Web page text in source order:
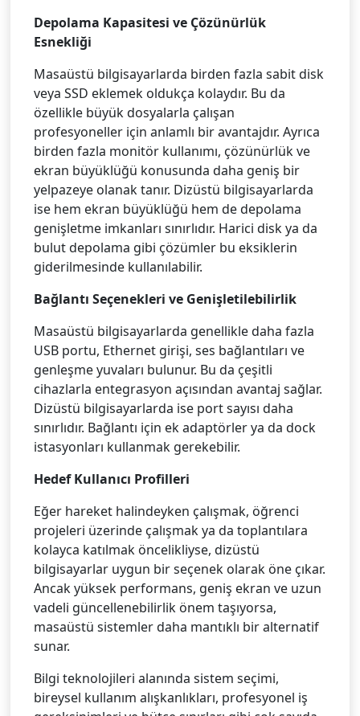
Depolama Kapasitesi ve Çözünürlük
Esnekliği
Masaüstü bilgisayarlarda birden fazla sabit disk
veya SSD eklemek oldukça kolaydır. Bu da
özellikle büyük dosyalarla çalışan
profesyoneller için anlamlı bir avantajdır. Ayrıca
birden fazla monitör kullanımı, çözünürlük ve
ekran büyüklüğü konusunda daha geniş bir
yelpazeye olanak tanır. Dizüstü bilgisayarlarda
ise hem ekran büyüklüğü hem de depolama
genişletme imkanları sınırlıdır. Harici disk ya da
bulut depolama gibi çözümler bu eksiklerin
giderilmesinde kullanılabilir.
Bağlantı Seçenekleri ve Genişletilebilirlik
Masaüstü bilgisayarlarda genellikle daha fazla
USB portu, Ethernet girişi, ses bağlantıları ve
genleşme yuvaları bulunur. Bu da çeşitli
cihazlarla entegrasyon açısından avantaj sağlar.
Dizüstü bilgisayarlarda ise port sayısı daha
sınırlıdır. Bağlantı için ek adaptörler ya da dock
istasyonları kullanmak gerekebilir.
Hedef Kullanıcı Profilleri
Eğer hareket halindeyken çalışmak, öğrenci
projeleri üzerinde çalışmak ya da toplantılara
kolayca katılmak öncelikliyse, dizüstü
bilgisayarlar uygun bir seçenek olarak öne çıkar.
Ancak yüksek performans, geniş ekran ve uzun
vadeli güncellenebilirlik önem taşıyorsa,
masaüstü sistemler daha mantıklı bir alternatif
sunar.
Bilgi teknolojileri alanında sistem seçimi,
bireysel kullanım alışkanlıkları, profesyonel iş